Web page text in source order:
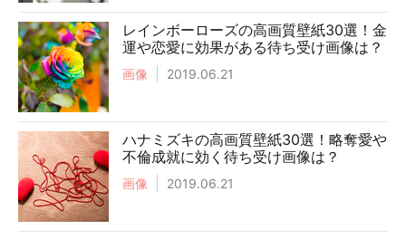
レインボーローズの高画質壁紙30選！金
運や恋愛に効果がある待ち受け画像は？
画像 2019.06.21
ハナミズキの高画質壁紙30選！略奪愛や
不倫成就に効く待ち受け画像は？
画像 2019.06.21